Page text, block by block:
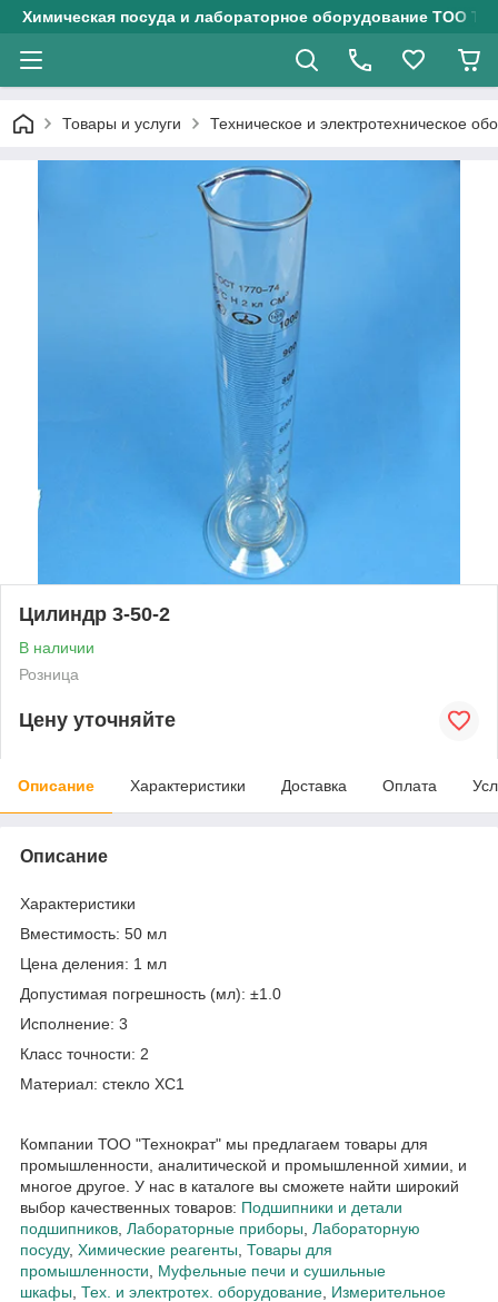
Химическая посуда и лабораторное оборудование ТОО
Товары и услуги Техническое и электротехническое
Цилиндр 3-50-2
В наличии
Розница
Цену уточняйте
Описание Характеристики Доставка Оплата
Описание
Характеристики
Вместимость: 50 мл
Цена деления: 1 мл
Допустимая погрешность (мл): ±1.0
Исполнение: 3
Класс точности: 2
Материал: стекло ХС1
Компании ТОО "Технократ" мы предлагаем товары для
промышленности, аналитической и промышленной химии, и
многое другое. У нас в каталоге вы сможете найти широкий
выбор качественных товаров: Подшипники и детали
подшипников Лабораторные приборы Лабораторную
посуду, Химические реагенты Товары для
промышленности
Муфельные печи и сушильные
шкафы Тех. и электротех. оборудование Измерительное